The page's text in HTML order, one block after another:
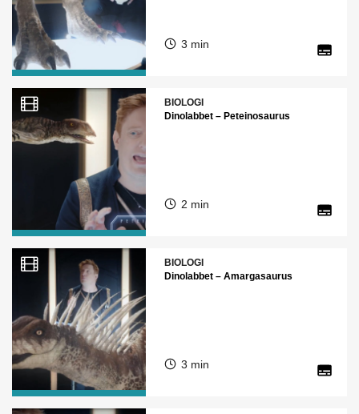
3 min
BIOLOGI
Dinolabbet – Peteinosaurus
2 min
BIOLOGI
Dinolabbet – Amargasaurus
3 min